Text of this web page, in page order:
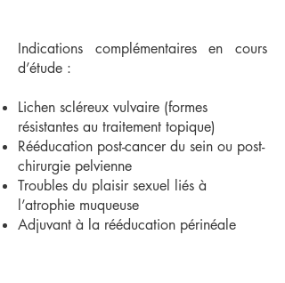
Indications complémentaires en cours
d’étude :
Lichen scléreux vulvaire (formes
résistantes au traitement topique)
Rééducation post-cancer du sein ou post-
chirurgie pelvienne
Troubles du plaisir sexuel liés à
l’atrophie muqueuse
Adjuvant à la rééducation périnéale